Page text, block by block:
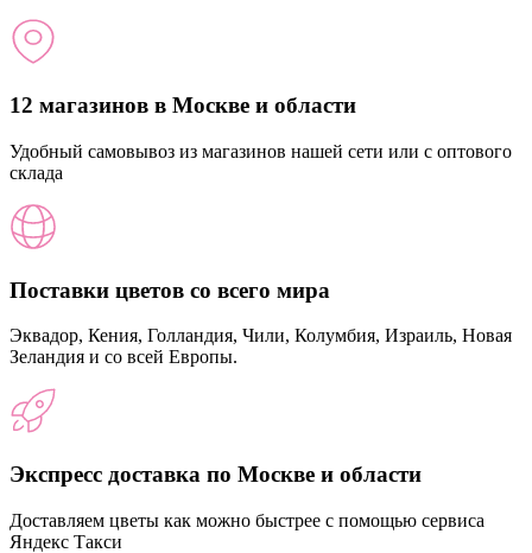
12 магазинов в Москве и области
Удобный самовывоз из магазинов нашей сети или с оптового
склада
Поставки цветов со всего мира
Эквадор, Кения, Голландия, Чили, Колумбия, Израиль, Новая
Зеландия и со всей Европы.
Экспресс доставка по Москве и области
Доставляем цветы как можно быстрее с помощью сервиса
Яндекс Такси